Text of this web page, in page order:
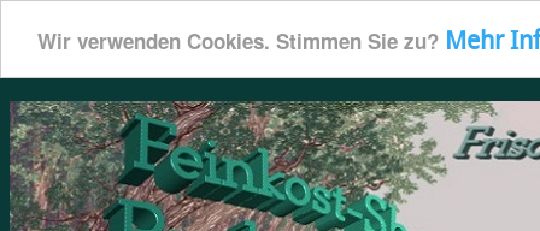
Wir verwenden Cookies. Stimmen Sie zu? Mehr